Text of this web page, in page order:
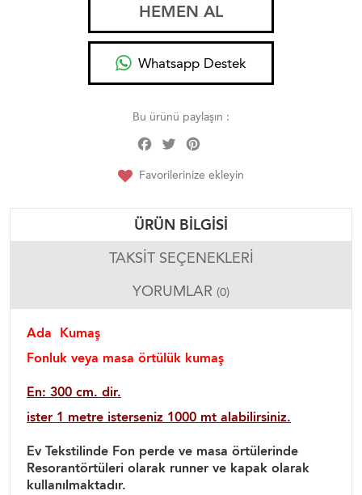
HEMEN AL
Whatsapp Destek
Bu ürünü paylaşın :
Facebook
Twitter
Favorilerinize ekleyin
ÜRÜN BILGISI
TAKSIT SEÇENEKLERI
YORUMLAR (0)
Ada Kumaş
Fonluk veya masa örtülük kumaş
En: 300 cm. dir.
ister 1 metre isterseniz 1000 mt alabilirsiniz.
Ev Tekstilinde Fon perde ve masa örtülerinde
Resorantörtüleri olarak runner ve kapak olarak
kullanılmaktadır.